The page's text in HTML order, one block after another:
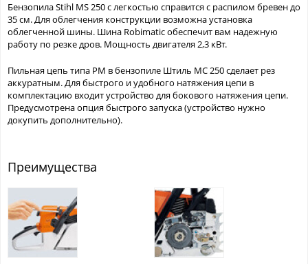
Бензопила Stihl MS 250 с легкостью справится с распилом бревен до
35 см. Для облегчения конструкции возможна установка
облегченной шины. Шина Robimatic обеспечит вам надежную
работу по резке дров. Мощность двигателя 2,3 кВт.
Пильная цепь типа РМ в бензопиле Штиль МС 250 сделает рез
аккуратным. Для быстрого и удобного натяжения цепи в
комплектацию входит устройство для бокового натяжения цепи.
Предусмотрена опция быстрого запуска (устройство нужно
докупить дополнительно).
Преимущества